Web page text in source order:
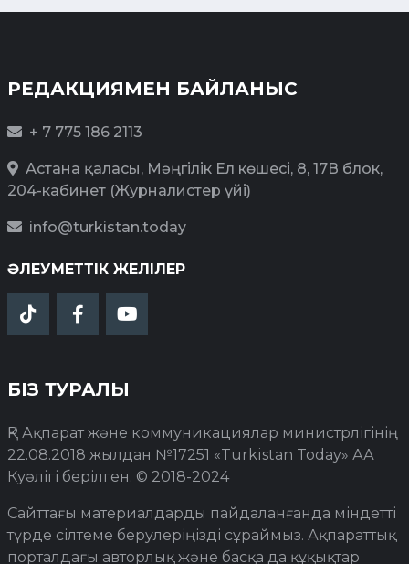
РЕДАКЦИЯМЕН БАЙЛАНЫС
+ 7 775 186 2113
Астана қаласы, Мәңгілік Ел көшесі, 8, 17В блок,
204-кабинет (Журналистер үйі)
info@turkistan.today
ӘЛЕУМЕТТІК ЖЕЛІЛЕР
БІЗ ТУРАЛЫ
ҚР Ақпарат және коммуникациялар министрлігінің
22.08.2018 жылдан №17251 «Turkistan Today» АА
Куәлігі берілген. © 2018-2024
Сайттағы материалдарды пайдаланғанда міндетті
түрде сілтеме берулеріңізді сұраймыз. Ақпараттық
порталдағы авторлық және басқа да құқықтар